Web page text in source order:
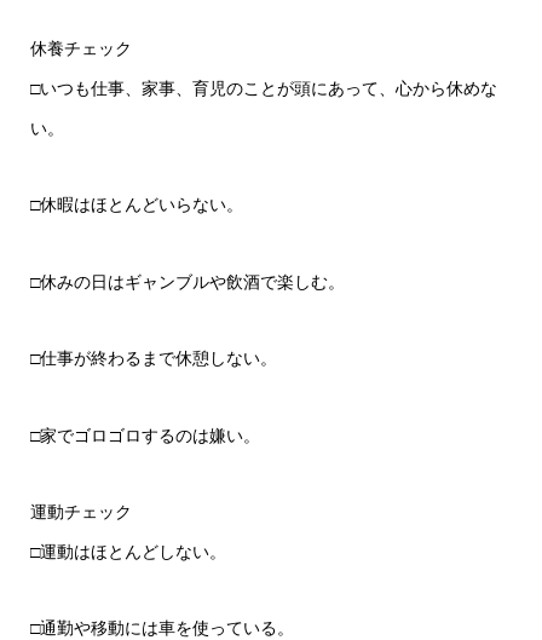
休養チェック
□いつも仕事、家事、育児のことが頭にあって、心から休めな
い。
□休暇はほとんどいらない。
□休みの日はギャンブルや飲酒で楽しむ。
□仕事が終わるまで休憩しない。
□家でゴロゴロするのは嫌い。
運動チェック
□運動はほとんどしない。
□通勤や移動には車を使っている。